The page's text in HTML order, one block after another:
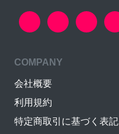
COMPANY
会社概要
利用規約
特定商取引に基づく表記